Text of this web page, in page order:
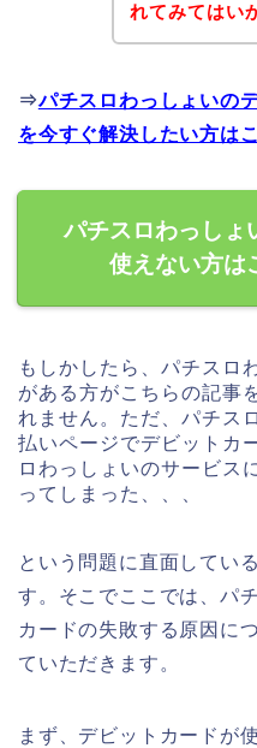
れてみてはい
⇒パチスロわっしょいの
を今すぐ解決したい方は
パチスロわっしょ
使えない方は
もしかしたら、パチスロ
がある方がこちらの記事
れません。ただ、パチス
払いページでデビットカ
ロわっしょいのサービス
ってしまった、、、
という問題に直面してい
す。そこでここでは、パ
カードの失敗する原因に
ていただきます。
まず、デビットカードが